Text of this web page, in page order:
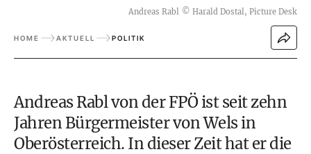
Andreas Rabl © Harald Dostal, Picture Desk
HOME AKTUELL POLITIK
Andreas Rabl von der FPÖ ist seit zehn
Jahren Bürgermeister von Wels in
Oberösterreich. In dieser Zeit hat er die